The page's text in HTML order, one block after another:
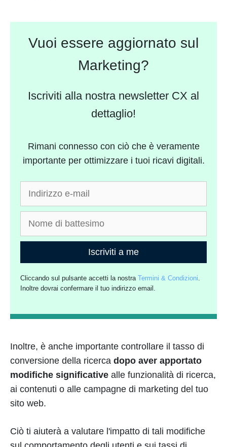
Vuoi essere aggiornato sul
Marketing?
Iscriviti alla nostra newsletter CX al
dettaglio!
Rimani connesso con ciò che è veramente
importante per ottimizzare i tuoi ricavi digitali.
Iscriviti a me
Cliccando sul pulsante accetti la nostraTermini & Condizioni.
Inoltre dovrai confermare il tuo indirizzo email.
Inoltre, è anche importante controllare il tasso di
conversione della ricerca dopo aver apportato
modifiche significative alle funzionalità di ricerca,
ai contenuti o alle campagne di marketing del tuo
sito web.
Ciò ti aiuterà a valutare l'impatto di tali modifiche